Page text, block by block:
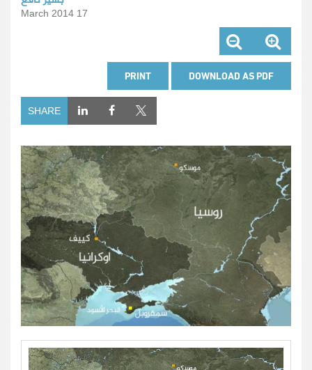
17 March 2014
DOWNLOAD AS PDF
PRINT
SHARE